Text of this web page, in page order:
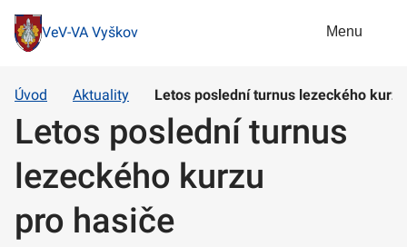
VeV-VA Vyškov Menu
Úvod Aktuality Letos poslední turnus lezeckého
Letos poslední turnus
lezeckého kurzu
pro hasiče